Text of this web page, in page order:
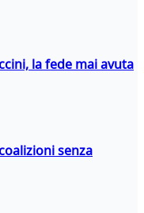
la fede mai avuta
senza